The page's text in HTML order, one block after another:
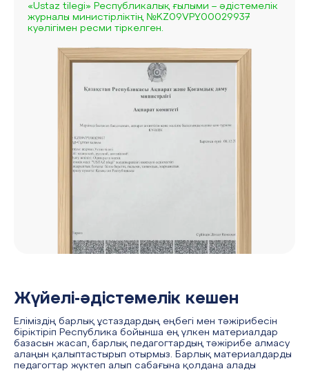
«Ustaz tilegi» Республикалық ғылыми – әдістемелік
журналы министірліктің №KZ09VPY00029937
куәлігімен ресми тіркелген.
Жүйелі-әдістемелік кешен
Еліміздің барлық ұстаздардың еңбегі мен тәжірибесін
біріктіріп Республика бойынша ең үлкен материалдар
базасын жасап, барлық педагогтардың тәжірибе алмасу
алаңын қалыптастырып отырмыз. Барлық материалдарды
педагогтар жүктеп алып сабағына қолдана алады